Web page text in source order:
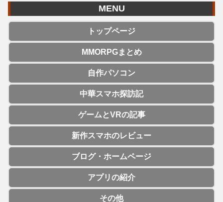
MENU
トップページ
MMORPGまとめ
自作パソコン
中華スマホ探訪記
ゲームとVRの記事
新作スマホのレビュー
ブログ・ホームページ
アプリの紹介
その他